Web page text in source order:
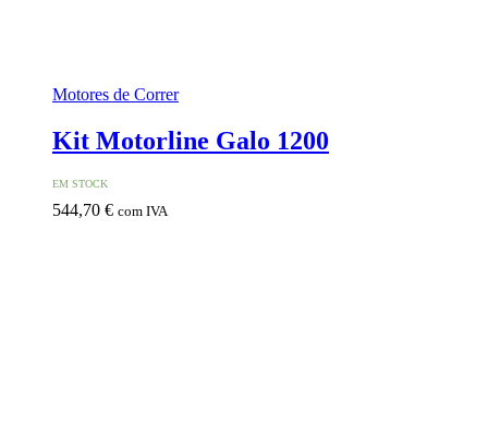
Motores de Correr
Kit Motorline Galo 1200
EM STOCK
544,70 € com IVA